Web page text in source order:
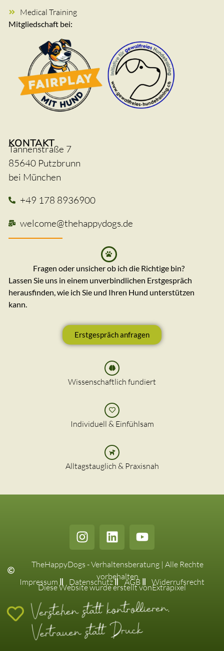
Medical Training
Mitgliedschaft bei:
KONTAKT
Tannenstraße 7
85640 Putzbrunn
bei München
+49 178 8936900
welcome@thehappydogs.de
Fragen oder unsicher ob ich die Richtige bin?
Lassen Sie uns in einem unverbindlichen Erstgespräch
herausfinden, wie ich Sie und Ihren Hund unterstützen
kann.
Erstgespräch anfragen
Wissenschaftlich fundiert
Individuell & Einfühlsam
Alltagstauglich & Praxisnah
TheHappyDogs - Verhaltensberatung | Alle Rechte
vorbehalten
Impressum Datenschutz AGB Widerrufsrecht
Diese Website wurde erstellt vonExtrapixel
Verstehen statt kontrollieren,
Vertrauen statt Druck